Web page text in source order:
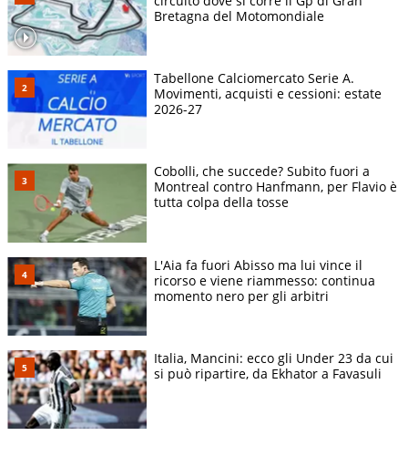
Bretagna del Motomondiale
Tabellone Calciomercato Serie A.
Movimenti, acquisti e cessioni: estate
2026-27
Cobolli, che succede? Subito fuori a
Montreal contro Hanfmann, per Flavio è
tutta colpa della tosse
L'Aia fa fuori Abisso ma lui vince il
ricorso e viene riammesso: continua
momento nero per gli arbitri
Italia, Mancini: ecco gli Under 23 da cui
si può ripartire, da Ekhator a Favasuli